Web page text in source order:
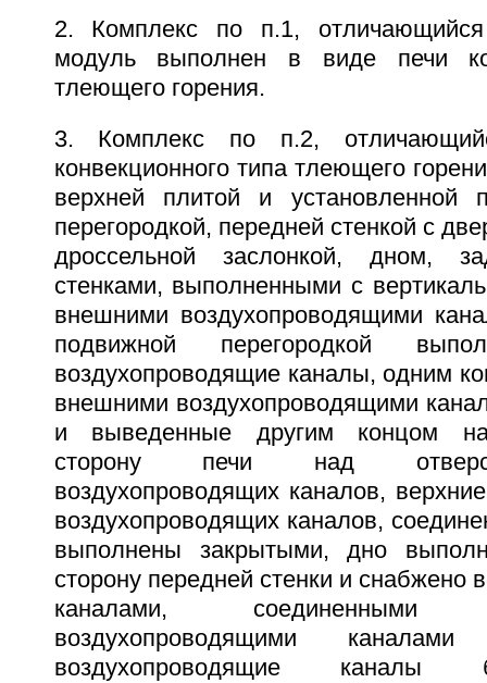
2. Комплекс по п.1,
модуль выполнен в виде печи
тлеющего горения.
3. Комплекс по п.2,
конвекционного типа тлеющего
верхней плитой и установленной
перегородкой, передней стенкой с
дроссельной заслонкой, дном,
стенками, выполненными с
внешними воздухопроводящими
подвижной перегородкой
воздухопроводящие каналы, одним
внешними воздухопроводящими
и выведенные другим концом на
сторону печи над
воздухопроводящих каналов,
воздухопроводящих каналов,
выполнены закрытыми, дно
сторону передней стенки и снабжено
каналами,
воздухопроводящими
воздухопроводящие каналы